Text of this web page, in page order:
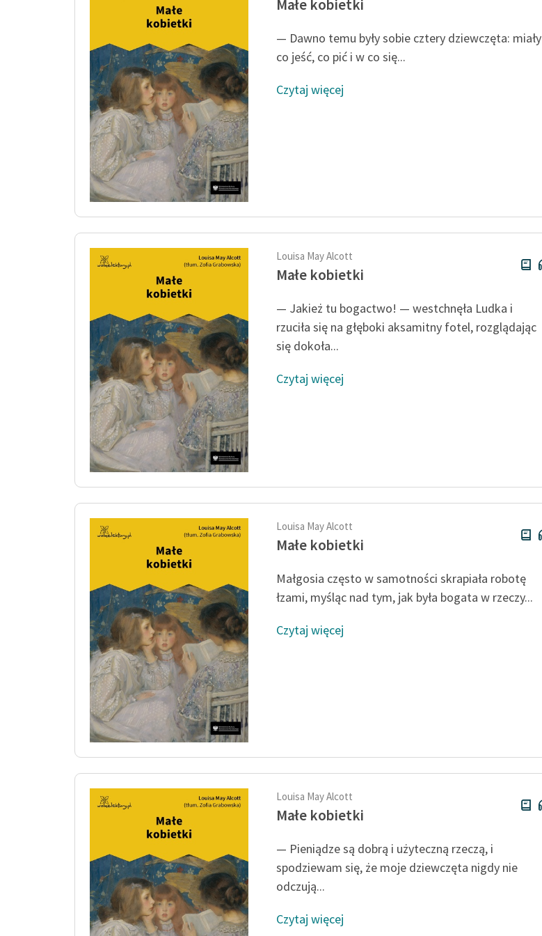
Małe kobietki
— Dawno temu były sobie cztery dziewczęta: miały
co jeść, co pić i w co się...
Czytaj więcej
Louisa May Alcott
Małe kobietki
— Jakież tu bogactwo! — westchnęła Ludka i
rzuciła się na głęboki aksamitny fotel, rozglądając
się dokoła...
Czytaj więcej
Louisa May Alcott
Małe kobietki
Małgosia często w samotności skrapiała robotę
łzami, myśląc nad tym, jak była bogata w rzeczy...
Czytaj więcej
Louisa May Alcott
Małe kobietki
— Pieniądze są dobrą i użyteczną rzeczą, i
spodziewam się, że moje dziewczęta nigdy nie
odczują...
Czytaj więcej